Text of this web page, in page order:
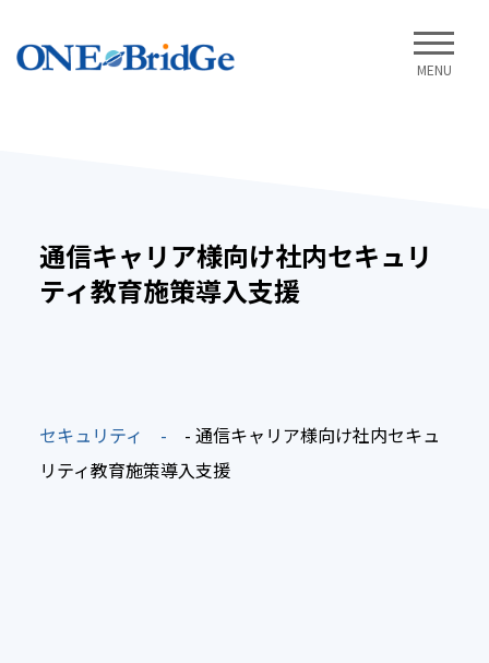
MENU
通信キャリア様向け社内セキュリ
ティ教育施策導入支援
セキュリティ
- 通信キャリア様向け社内セキュ
リティ教育施策導入支援